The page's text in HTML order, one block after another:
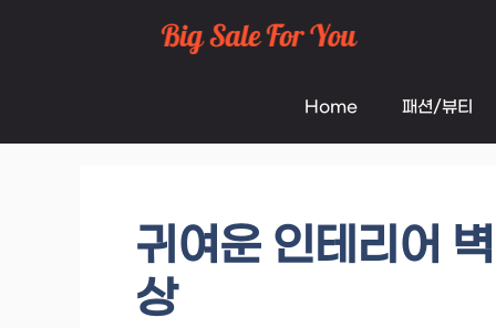
Home 패션/뷰티
귀여운 인테리어
상